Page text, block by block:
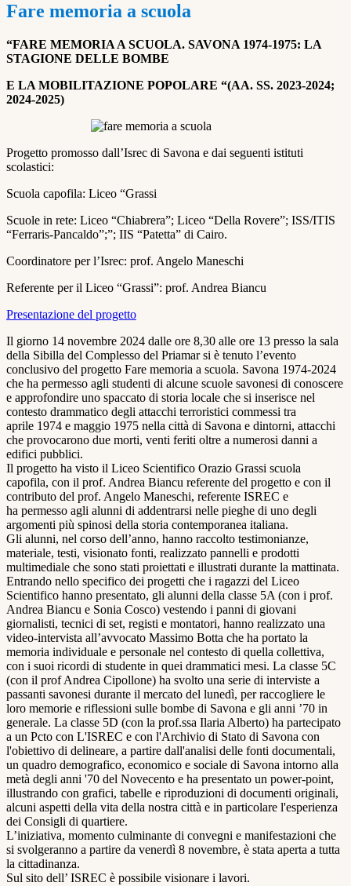
Fare memoria a scuola
“FARE MEMORIA A SCUOLA. SAVONA 1974-1975: LA
STAGIONE DELLE BOMBE
E LA MOBILITAZIONE POPOLARE “(AA. SS. 2023-2024;
2024-2025)
Progetto promosso dall’Isrec di Savona e dai seguenti istituti
scolastici:
Scuola capofila: Liceo “Grassi
Scuole in rete: Liceo “Chiabrera”; Liceo “Della Rovere”; ISS/ITIS
“Ferraris-Pancaldo”;”; IIS “Patetta” di Cairo.
Coordinatore per l’Isrec: prof. Angelo Maneschi
Referente per il Liceo “Grassi”: prof. Andrea Biancu
Presentazione del progetto
Il giorno 14 novembre 2024 dalle ore 8,30 alle ore 13 presso la sala
della Sibilla del Complesso del Priamar si è tenuto l’evento
conclusivo del progetto Fare memoria a scuola. Savona 1974-2024
che ha permesso agli studenti di alcune scuole savonesi di conoscere
e approfondire uno spaccato di storia locale che si inserisce nel
contesto drammatico degli attacchi terroristici commessi tra
aprile 1974 e maggio 1975 nella città di Savona e dintorni, attacchi
che provocarono due morti, venti feriti oltre a numerosi danni a
edifici pubblici.
Il progetto ha visto il Liceo Scientifico Orazio Grassi scuola
capofila, con il prof. Andrea Biancu referente del progetto e con il
contributo del prof. Angelo Maneschi, referente ISREC e
ha permesso agli alunni di addentrarsi nelle pieghe di uno degli
argomenti più spinosi della storia contemporanea italiana.
Gli alunni, nel corso dell’anno, hanno raccolto testimonianze,
materiale, testi, visionato fonti, realizzato pannelli e prodotti
multimediale che sono stati proiettati e illustrati durante la mattinata.
Entrando nello specifico dei progetti che i ragazzi del Liceo
Scientifico hanno presentato, gli alunni della classe 5A (con i prof.
Andrea Biancu e Sonia Cosco) vestendo i panni di giovani
giornalisti, tecnici di set, registi e montatori, hanno realizzato una
video-intervista all’avvocato Massimo Botta che ha portato la
memoria individuale e personale nel contesto di quella collettiva,
con i suoi ricordi di studente in quei drammatici mesi. La classe 5C
(con il prof Andrea Cipollone) ha svolto una serie di interviste a
passanti savonesi durante il mercato del lunedì, per raccogliere le
loro memorie e riflessioni sulle bombe di Savona e gli anni ’70 in
generale. La classe 5D (con la prof.ssa Ilaria Alberto) ha partecipato
a un Pcto con L'ISREC e con l'Archivio di Stato di Savona con
l'obiettivo di delineare, a partire dall'analisi delle fonti documentali,
un quadro demografico, economico e sociale di Savona intorno alla
metà degli anni '70 del Novecento e ha presentato un power-point,
illustrando con grafici, tabelle e riproduzioni di documenti originali,
alcuni aspetti della vita della nostra città e in particolare l'esperienza
dei Consigli di quartiere.
L’iniziativa, momento culminante di convegni e manifestazioni che
si svolgeranno a partire da venerdì 8 novembre, è stata aperta a tutta
la cittadinanza.
Sul sito dell’ ISREC è possibile visionare i lavori.